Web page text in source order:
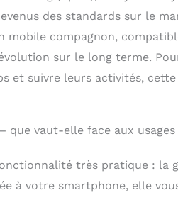
des standards sur le
mobile compagnon,
sur le long terme.
et suivre leurs activités,
vaut-elle face aux usages
très pratique : la
à votre smartphone, elle